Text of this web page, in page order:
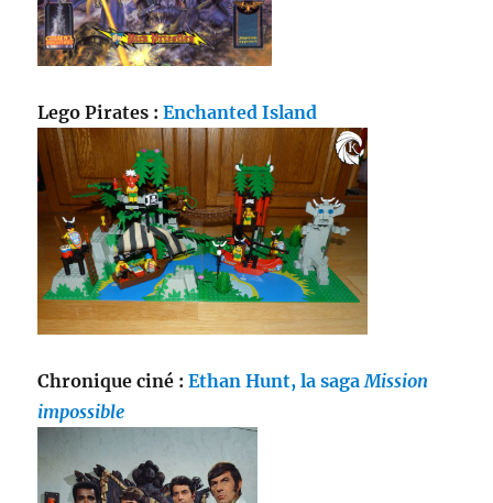
Lego Pirates :Enchanted Island
Chronique ciné :Ethan Hunt, la sagaMission
impossible